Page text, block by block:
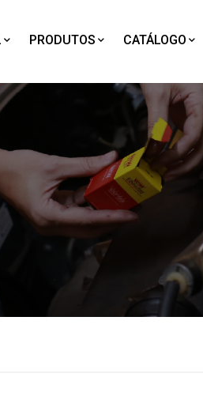
PRODUTOS CATÁLOGO